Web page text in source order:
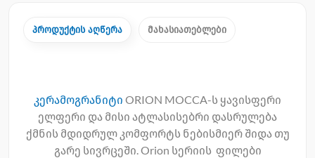
პროდუქტის აღწერა მახასიათებლები
კერამოგრანიტი ORION MOCCA-ს ყავისფერი
ელფერი და მისი ატლასისებრი დასრულება
ქმნის მდიდრულ კომფორტს ნებისმიერ შიდა თუ
გარე სივრცეში. Orion სერიის ფილები